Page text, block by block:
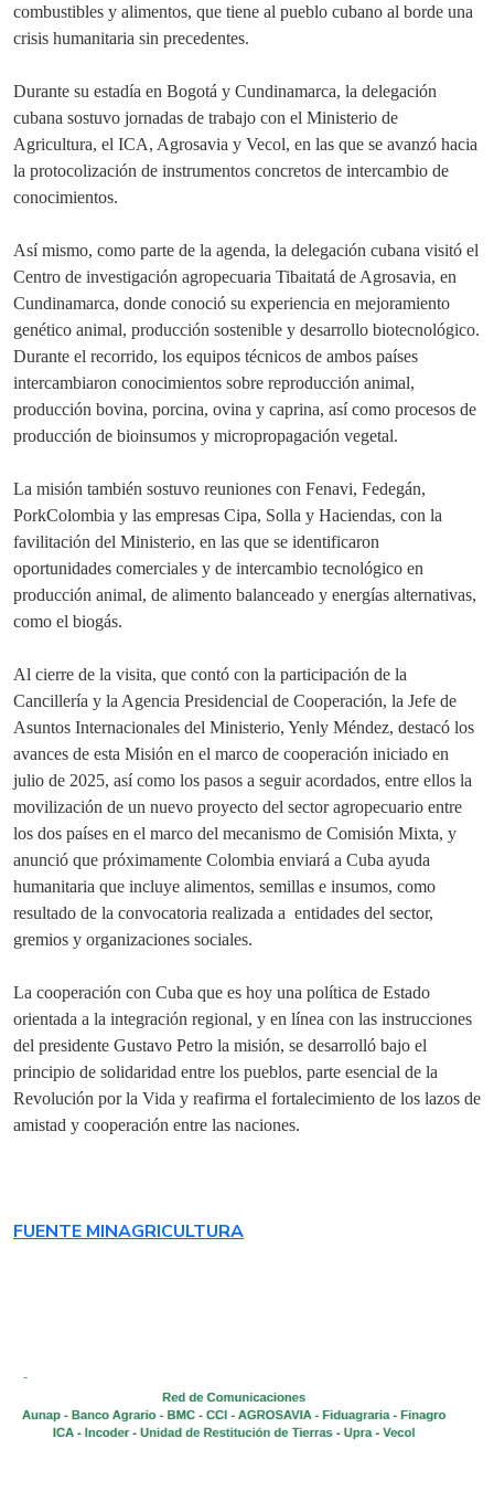
combustibles y alimentos, que tiene al pueblo cubano al borde una
crisis humanitaria sin precedentes.
Durante su estadía en Bogotá y Cundinamarca, la delegación
cubana sostuvo jornadas de trabajo con el Ministerio de
Agricultura, el ICA, Agrosavia y Vecol, en las que se avanzó hacia
la protocolización de instrumentos concretos de intercambio de
conocimientos.
Así mismo, como parte de la agenda, la delegación cubana visitó el
Centro de investigación agropecuaria Tibaitatá de Agrosavia, en
Cundinamarca, donde conoció su experiencia en mejoramiento
genético animal, producción sostenible y desarrollo biotecnológico.
Durante el recorrido, los equipos técnicos de ambos países
intercambiaron conocimientos sobre reproducción animal,
producción bovina, porcina, ovina y caprina, así como procesos de
producción de bioinsumos y micropropagación vegetal.
La misión también sostuvo reuniones con Fenavi, Fedegán,
PorkColombia y las empresas Cipa, Solla y Haciendas, con la
favilitación del Ministerio, en las que se identificaron
oportunidades comerciales y de intercambio tecnológico en
producción animal, de alimento balanceado y energías alternativas,
como el biogás.
Al cierre de la visita, que contó con la participación de la
Cancillería y la Agencia Presidencial de Cooperación, la Jefe de
Asuntos Internacionales del Ministerio, Yenly Méndez, destacó los
avances de esta Misión en el marco de cooperación iniciado en
julio de 2025, así como los pasos a seguir acordados, entre ellos la
movilización de un nuevo proyecto del sector agropecuario entre
los dos países en el marco del mecanismo de Comisión Mixta, y
anunció que próximamente Colombia enviará a Cuba ayuda
humanitaria que incluye alimentos, semillas e insumos, como
resultado de la convocatoria realizada a entidades del sector,
gremios y organizaciones sociales.
La cooperación con Cuba que es hoy una política de Estado
orientada a la integración regional, y en línea con las instrucciones
del presidente Gustavo Petro la misión, se desarrolló bajo el
principio de solidaridad entre los pueblos, parte esencial de la
Revolución por la Vida y reafirma el fortalecimiento de los lazos de
amistad y cooperación entre las naciones.
FUENTE MINAGRICULTURA